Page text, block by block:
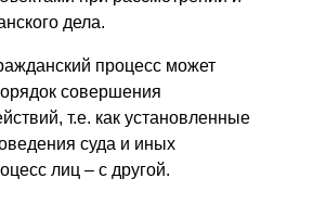
дела.
процесс может
совершения
т.е. как установленные
суда и иных
лиц – с другой.